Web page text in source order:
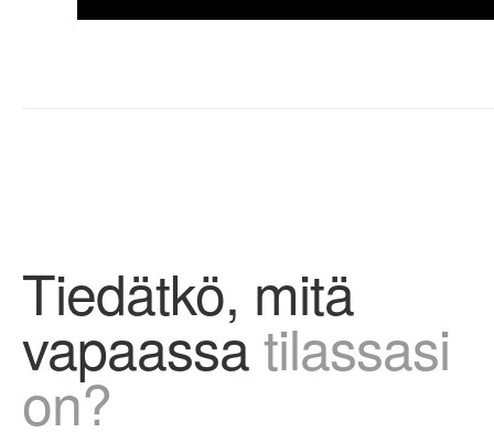
Tiedätkö, mitä
vapaassatilassasi
on?